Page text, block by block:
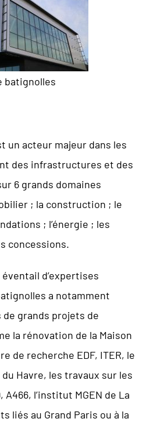
batignolles
un acteur majeur dans les
des infrastructures et des
6 grands domaines
; la construction ; le
; l’énergie ; les
concessions.
d’expertises
a notamment
grands projets de
la rénovation de la Maison
de recherche EDF, ITER, le
Havre, les travaux sur les
l’institut MGEN de La
liés au Grand Paris ou à la